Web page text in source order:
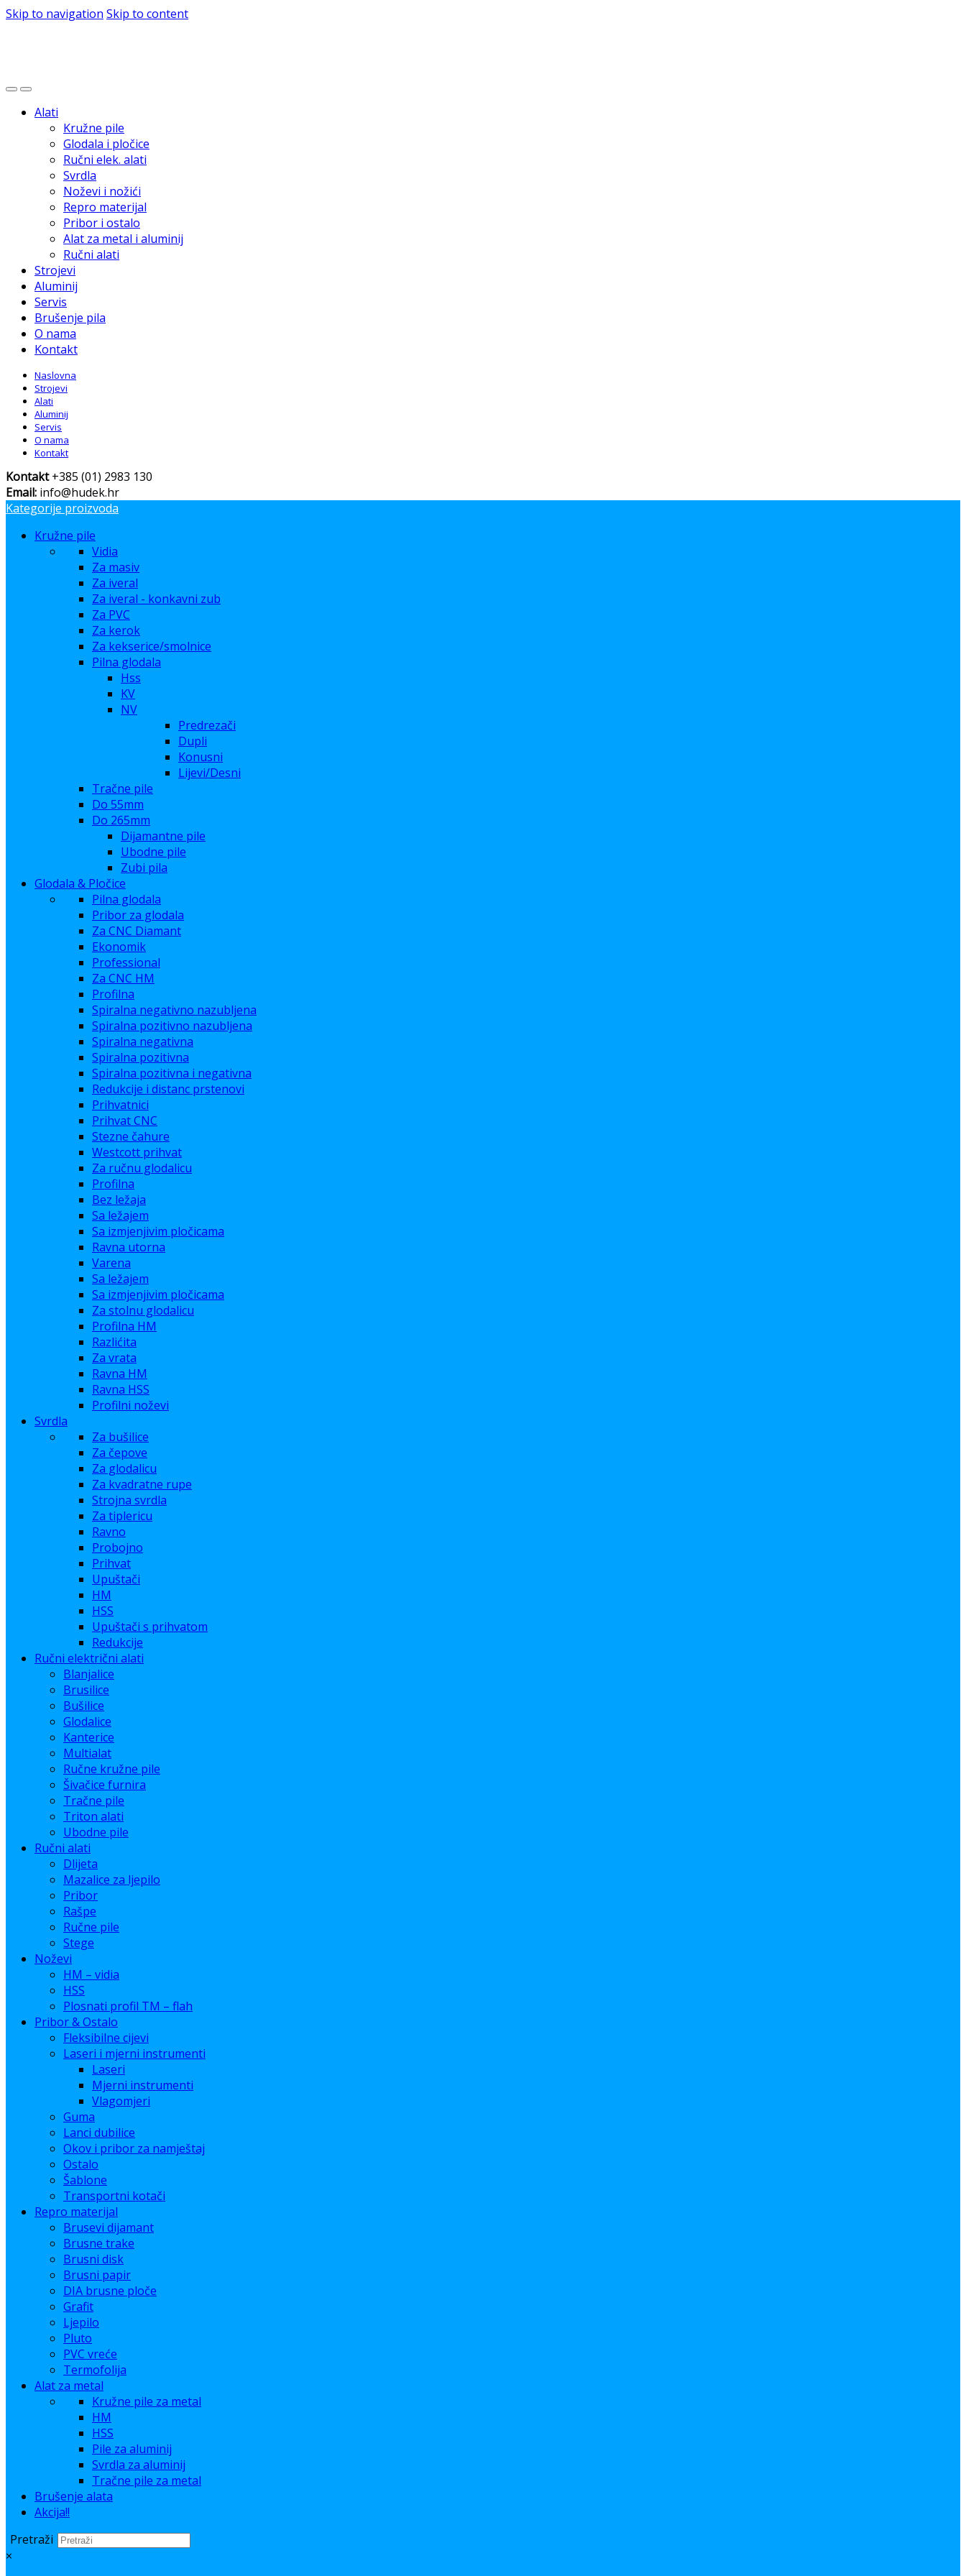
Skip to navigation Skip to content
Alati
Kružne pile
Glodala i pločice
Ručni elek. alati
Svrdla
Noževi i nožići
Repro materijal
Pribor i ostalo
Alat za metal i aluminij
Ručni alati
Strojevi
Aluminij
Servis
Brušenje pila
O nama
Kontakt
Naslovna
Strojevi
Alati
Aluminij
Servis
O nama
Kontakt
Kontakt+385 (01) 2983 130
Email: info@hudek.hr
Kategorije proizvoda
Kružne pile
Vidia
Za masiv
Za iveral
Za iveral - konkavni zub
Za PVC
Za kerok
Za kekserice/smolnice
Pilna glodala
Hss
KV
NV
Predrezači
Dupli
Konusni
Lijevi/Desni
Tračne pile
Do 55mm
Do 265mm
Dijamantne pile
Ubodne pile
Zubi pila
Glodala & Pločice
Pilna glodala
Pribor za glodala
Za CNC Diamant
Ekonomik
Professional
Za CNC HM
Profilna
Spiralna negativno nazubljena
Spiralna pozitivno nazubljena
Spiralna negativna
Spiralna pozitivna
Spiralna pozitivna i negativna
Redukcije i distanc prstenovi
Prihvatnici
Prihvat CNC
Stezne čahure
Westcott prihvat
Za ručnu glodalicu
Profilna
Bez ležaja
Sa ležajem
Sa izmjenjivim pločicama
Ravna utorna
Varena
Sa ležajem
Sa izmjenjivim pločicama
Za stolnu glodalicu
Profilna HM
Razlićita
Za vrata
Ravna HM
Ravna HSS
Profilni noževi
Svrdla
Za bušilice
Za čepove
Za glodalicu
Za kvadratne rupe
Strojna svrdla
Za tiplericu
Ravno
Probojno
Prihvat
Upuštači
HM
HSS
Upuštači s prihvatom
Redukcije
Ručni električni alati
Blanjalice
Brusilice
Bušilice
Glodalice
Kanterice
Multialat
Ručne kružne pile
Šivačice furnira
Tračne pile
Triton alati
Ubodne pile
Ručni alati
Dlijeta
Mazalice za ljepilo
Pribor
Rašpe
Ručne pile
Stege
Noževi
HM – vidia
HSS
Plosnati profil TM – flah
Pribor & Ostalo
Fleksibilne cijevi
Laseri i mjerni instrumenti
Laseri
Mjerni instrumenti
Vlagomjeri
Guma
Lanci dubilice
Okov i pribor za namještaj
Ostalo
Šablone
Transportni kotači
Repro materijal
Brusevi dijamant
Brusne trake
Brusni disk
Brusni papir
DIA brusne ploče
Grafit
Ljepilo
Pluto
PVC vreće
Termofolija
Alat za metal
Kružne pile za metal
HM
HSS
Pile za aluminij
Svrdla za aluminij
Tračne pile za metal
Brušenje alata
Akcija!!
Pretraži
×